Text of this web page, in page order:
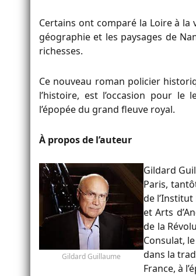
Certains ont comparé la Loire à
géographie et les paysages de
richesses.
Ce nouveau roman policier
l’histoire, est l’occasion pour
l’épopée du grand fleuve royal.
À propos de l’auteur
Gildard Guillaume
Gildard
Paris,
de
et Arts
de la
Consulat,
dans la
France, à